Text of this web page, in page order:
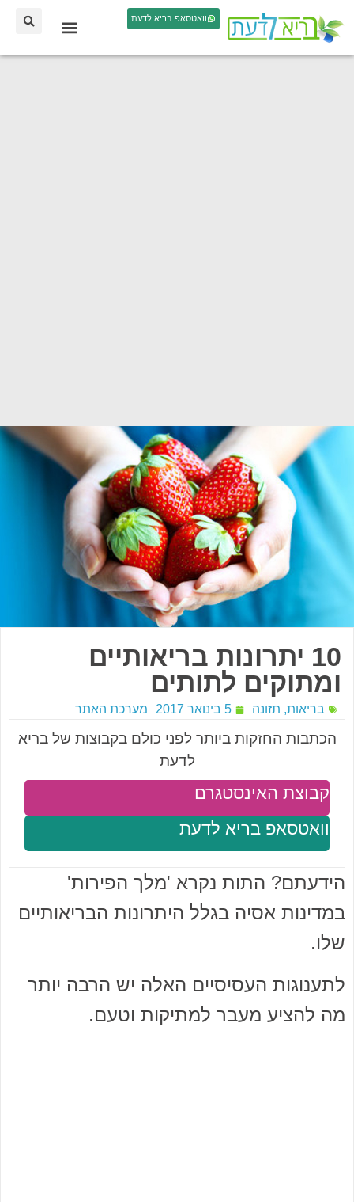
וואטסאפ בריא לדעת
10 יתרונות בריאותיים
ומתוקים לתותים
בריאות, תזונה 5 בינואר 2017 מערכת האתר
הכתבות החזקות ביותר לפני כולם בקבוצות של בריא
לדעת
וואטסאפ בריא לדעת
קבוצת האינסטגרם
הידעתם? התות נקרא 'מלך הפירות'
במדינות אסיה בגלל היתרונות הבריאותיים
שלו.
לתענוגות העסיסיים האלה יש הרבה יותר
מה להציע מעבר למתיקות וטעם.